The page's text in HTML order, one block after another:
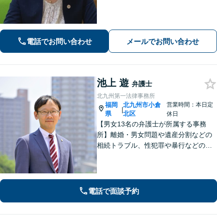
力と交渉力を強みに円満な相続へ。
電話でお問い合わせ メールでお問い合わせ
池上 遊 弁護士
北九州第一法律事務所
福岡
県
|
北九州市小倉
北区
営業時間：本日定
休日
【男女13名の弁護士が所属する事務
所】離婚・男女問題や遺産分割などの
相続トラブル、性犯罪や暴行などの刑
します【土日祝・当日対応可】
電話で面談予約